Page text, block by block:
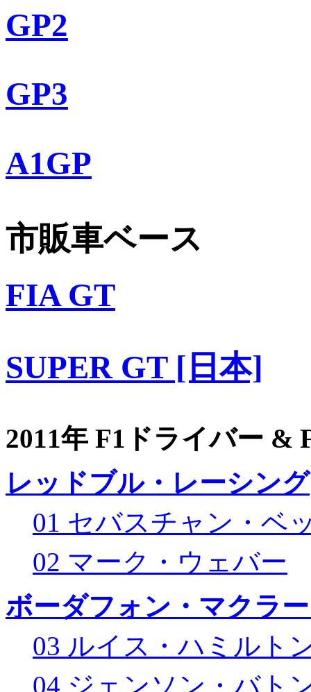
GP2
GP3
A1GP
市販車ベース
FIA GT
SUPER GT [日本]
2011年 F1ドライバー &
レッドブル・レーシング
01 セバスチャン・ベ
02 マーク・ウェバー
ボーダフォン・マクラ
03 ルイス・ハミルト
04 ジェンソン・バト